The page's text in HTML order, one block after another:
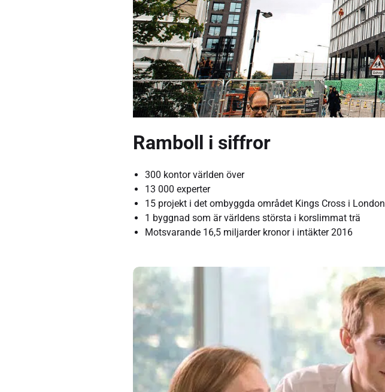
Ramboll i siffror
300 kontor världen över
13 000 experter
15 projekt i det ombyggda området Kings Cross i London
1 byggnad som är världens största i korslimmat trä
Motsvarande 16,5 miljarder kronor i intäkter 2016